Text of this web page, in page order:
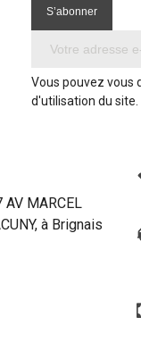
Vous pouvez vous
d'utilisation du site.
MARCEL
à Brignais